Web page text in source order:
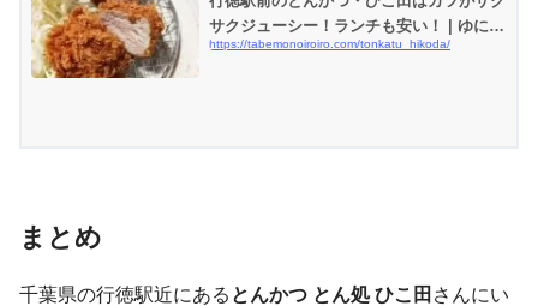
サクジューシー！ランチも安い！ | ゆにゃ
おじ食べ物ブログ|楽天お取り寄せグルメ
https://tabemonoiroiro.com/tonkatu_hikoda/
まとめ
千葉県の行徳駅近にある とんかつ とん処 ひこ田 さんにい